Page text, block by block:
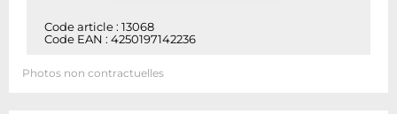
Code article : 13068
Code EAN : 4250197142236
Photos non contractuelles